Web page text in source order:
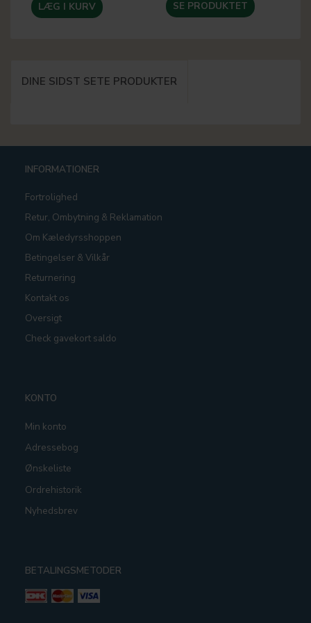
LÆG I KURV SE PRODUKTET
DINE SIDST SETE PRODUKTER
INFORMATIONER
Fortrolighed
Retur, Ombytning & Reklamation
Om Kæledyrsshoppen
Betingelser & Vilkår
Returnering
Kontakt os
Oversigt
Check gavekort saldo
KONTO
Min konto
Adressebog
Ønskeliste
Ordrehistorik
Nyhedsbrev
BETALINGSMETODER